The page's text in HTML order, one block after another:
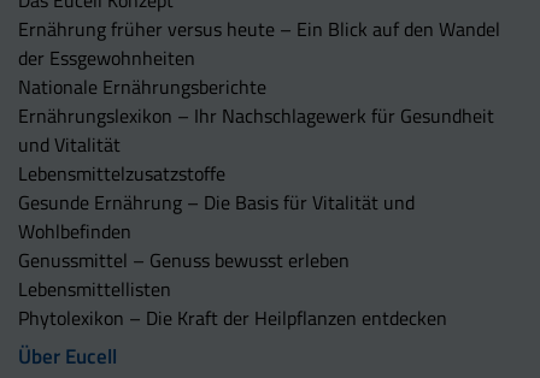
Ernährung früher versus heute – Ein Blick auf den Wandel
der Essgewohnheiten
Nationale Ernährungsberichte
Ernährungslexikon – Ihr Nachschlagewerk für Gesundheit
und Vitalität
Lebensmittelzusatzstoffe
Gesunde Ernährung – Die Basis für Vitalität und
Wohlbefinden
Genussmittel – Genuss bewusst erleben
Lebensmittellisten
Phytolexikon – Die Kraft der Heilpflanzen entdecken
Über Eucell